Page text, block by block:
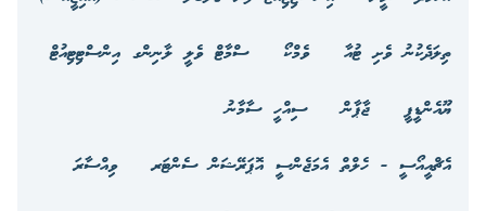
ތިލަދެކުނު ވެށި ޓުއާ
ވެމްކޯ
ސްމާޓް ވެލީ ލާނިންގ އިންސްޓިޓިއުޓް
ޔޫއެންޑީޕީ
ޖާޕާން
ސިއްހީ ސާމާނު
އެޗްއީއޯސީ - ހެލްތް އެމަޖެންސީ އޮޕަރޭޝަން ސެންޓަރ
ވިއްސާރަ